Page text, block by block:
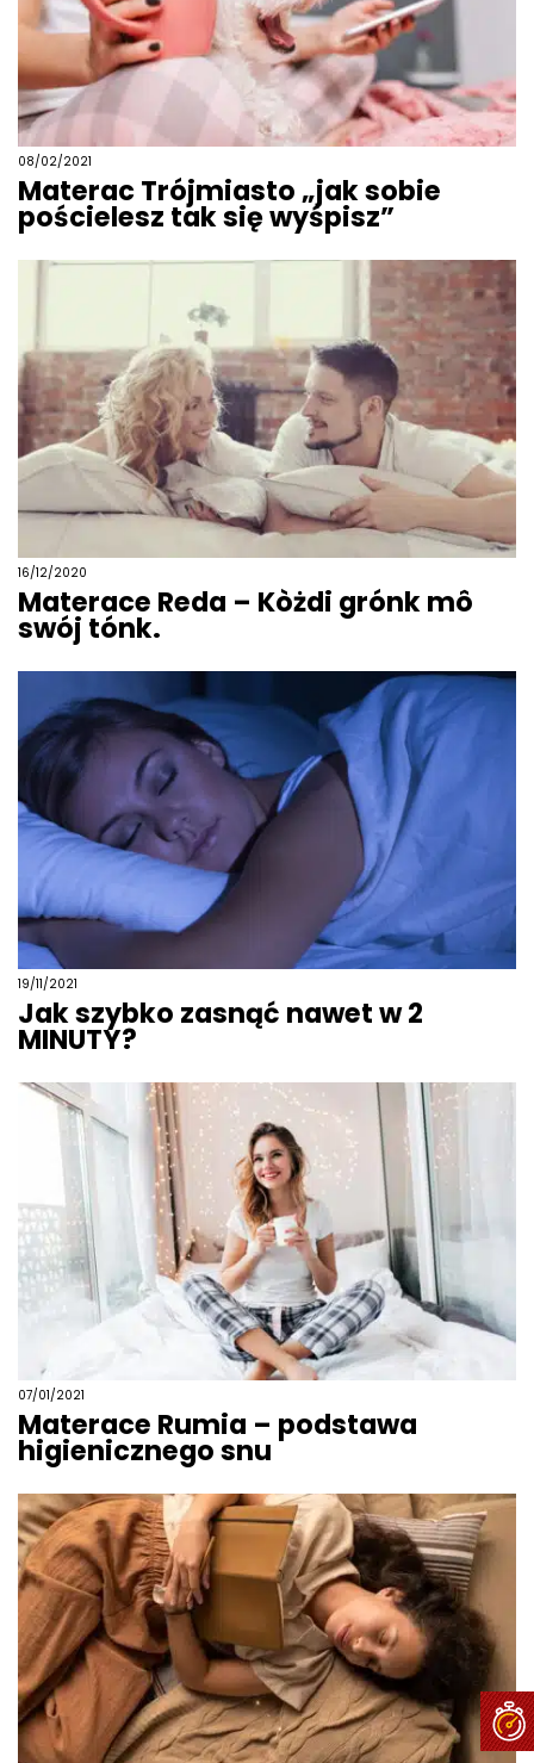
08/02/2021
Materac Trójmiasto „jak sobie
pościelesz tak się wyśpisz”
16/12/2020
Materace Reda – Kòżdi grónk mô
swój tónk.
19/11/2021
Jak szybko zasnąć nawet w 2
MINUTY?
07/01/2021
Materace Rumia – podstawa
higienicznego snu